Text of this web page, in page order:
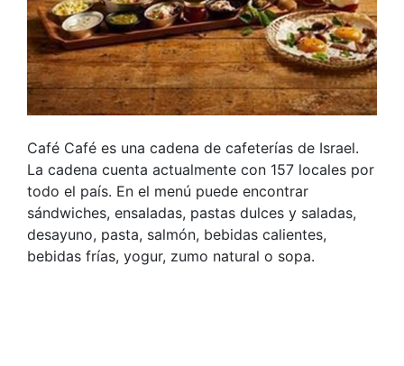
Café Café es una cadena de cafeterías de Israel.
La cadena cuenta actualmente con 157 locales por
todo el país. En el menú puede encontrar
sándwiches, ensaladas, pastas dulces y saladas,
desayuno, pasta, salmón, bebidas calientes,
bebidas frías, yogur, zumo natural o sopa.